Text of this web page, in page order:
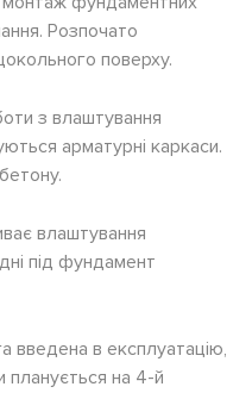
Розпочато
поверху.
з влаштування
арматурні каркаси.
влаштування
під фундамент
введена в експлуатацію,
планується на 4-й